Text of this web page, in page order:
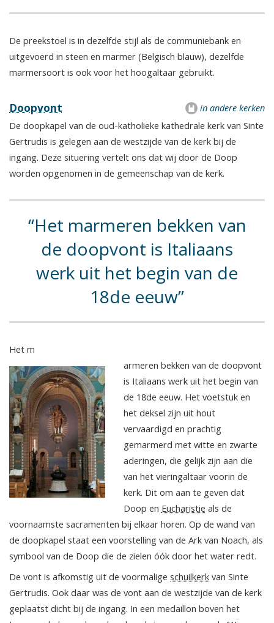
De preekstoel is in dezelfde stijl als de communiebank en
uitgevoerd in steen en marmer (Belgisch blauw), dezelfde
marmersoort is ook voor het hoogaltaar gebruikt.
in andere kerken
Doopvont
De doopkapel van de oud-katholieke kathedrale kerk van Sinte
Gertrudis is gelegen aan de westzijde van de kerk bij de
ingang. Deze situering vertelt ons dat wij door de Doop
worden opgenomen in de gemeenschap van de kerk.
Het marmeren bekken van
de doopvont is Italiaans
werk uit het begin van de
18de eeuw
Het m
armeren bekken van de doopvont
is Italiaans werk uit het begin van
de 18de eeuw. Het voetstuk en
het deksel zijn uit hout
vervaardigd en prachtig
gemarmerd met witte en zwarte
aderingen, die gelijk zijn aan die
van het vieringaltaar voorin de
kerk. Dit om aan te geven dat
Doop en Eucharistie als de
voornaamste sacramenten bij elkaar horen. Op de wand van
de doopkapel staat een voorstelling van de Ark van Noach, als
symbool van de Doop die de zielen óók door het water redt.
De vont is afkomstig uit de voormalige schuilkerk van Sinte
Gertrudis. Ook daar was de vont aan de westzijde van de kerk
geplaatst dicht bij de ingang. In een medaillon boven het